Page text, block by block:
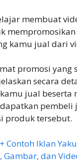
membuat
kamu jual dari
promosi yang
secara
jual beserta
pembeli
produk tersebut.
Contoh Iklan
Gambar, dan